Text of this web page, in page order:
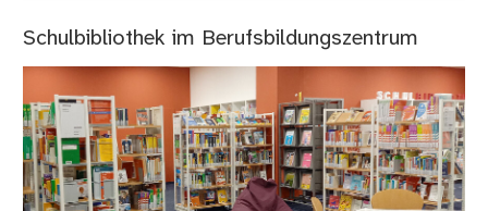
Schulbibliothek im Berufsbildungszentrum